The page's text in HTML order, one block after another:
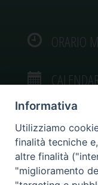
ORARIO
Informativa
Utilizziamo
finalità tecniche
altre finalità
"miglioramento